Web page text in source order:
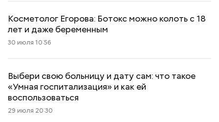
Косметолог Егорова: Ботокс можно колоть с 18
лет и даже беременным
30 июля 10:56
Выбери свою больницу и дату сам: что такое
«Умная госпитализация» и как ей
воспользоваться
29 июля 20:30